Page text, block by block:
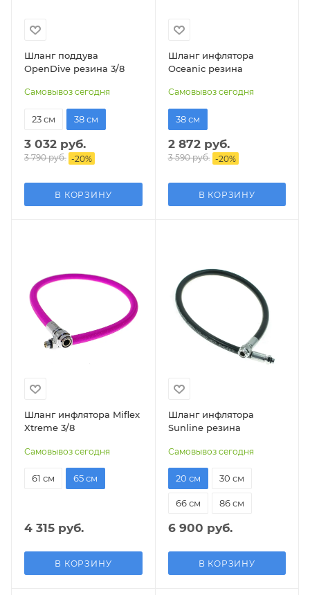
Шланг поддува
OpenDive резина 3/8
Самовывоз сегодня
23 см 38 см
3 032 руб.
3 790 руб. -20%
В КОРЗИНУ
Шланг инфлятора
Oceanic резина
Самовывоз сегодня
38 см
2 872 руб.
3 590 руб. -20%
В КОРЗИНУ
Шланг инфлятора Miflex
Xtreme 3/8
Самовывоз сегодня
61 см 65 см
4 315 руб.
В КОРЗИНУ
Шланг инфлятора
Sunline резина
Самовывоз сегодня
20 см 30 см
66 см 86 см
6 900 руб.
В КОРЗИНУ